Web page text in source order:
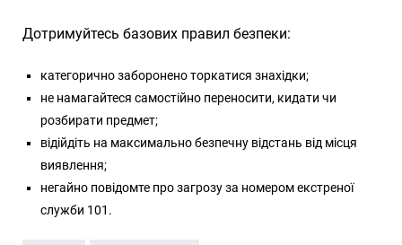
Дотримуйтесь базових правил безпеки:
категорично заборонено торкатися знахідки;
не намагайтеся самостійно переносити, кидати чи
розбирати предмет;
відійдіть на максимально безпечну відстань від місця
виявлення;
негайно повідомте про загрозу за номером екстреної
служби 101.